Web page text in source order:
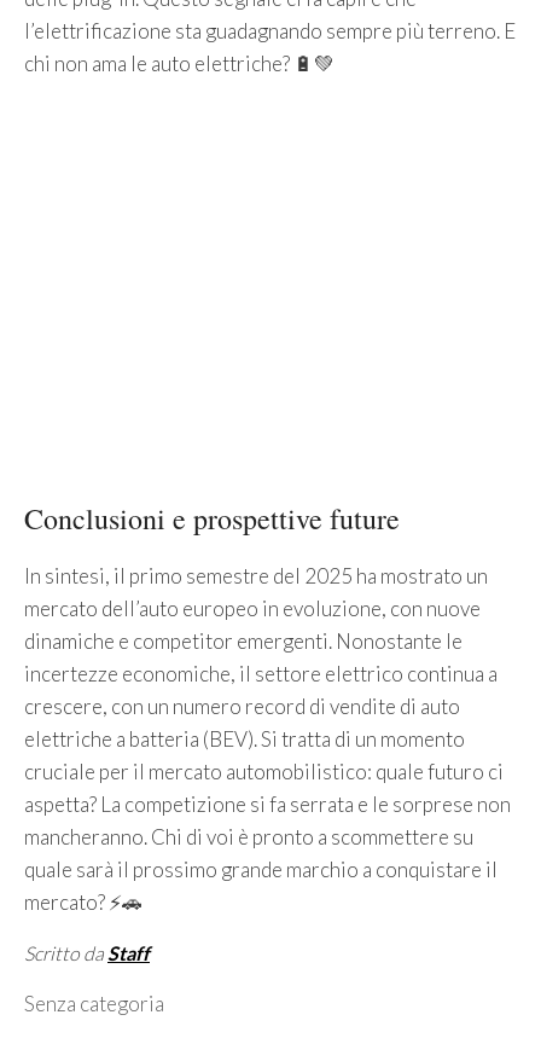
l’elettrificazione sta guadagnando sempre più terreno. E
chi non ama le auto elettriche? 🔋💚
Conclusioni e prospettive future
In sintesi, il primo semestre del 2025 ha mostrato un
mercato dell’auto europeo in evoluzione, con nuove
dinamiche e competitor emergenti. Nonostante le
incertezze economiche, il settore elettrico continua a
crescere, con un numero record di vendite di auto
elettriche a batteria (BEV). Si tratta di un momento
cruciale per il mercato automobilistico: quale futuro ci
aspetta? La competizione si fa serrata e le sorprese non
mancheranno. Chi di voi è pronto a scommettere su
quale sarà il prossimo grande marchio a conquistare il
mercato? ⚡🚗
Scritto daStaff
Categorie
Senza categoria